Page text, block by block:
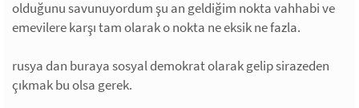
olduğunu savunuyordum şu an geldiğim nokta vahhabi ve
emevilere karşı tam olarak o nokta ne eksik ne fazla.
rusya dan buraya sosyal demokrat olarak gelip sirazeden
çıkmak bu olsa gerek.